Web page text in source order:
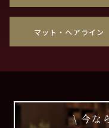
マット・ヘアライン
\ 今な